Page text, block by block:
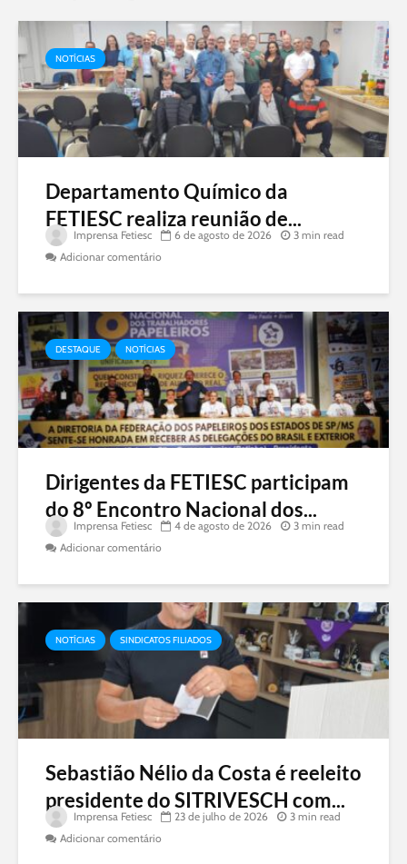
NOTÍCIAS
Departamento Químico da
FETIESC realiza reunião de...
Imprensa Fetiesc 6 de agosto de 2026
3 min read
Adicionar comentário
DESTAQUE NOTÍCIAS
Dirigentes da FETIESC participam
do 8º Encontro Nacional dos...
Imprensa Fetiesc 4 de agosto de 2026
3 min read
Adicionar comentário
NOTÍCIAS SINDICATOS FILIADOS
Sebastião Nélio da Costa é reeleito
presidente do SITRIVESCH com...
Imprensa Fetiesc 23 de julho de 2026
3 min read
Adicionar comentário